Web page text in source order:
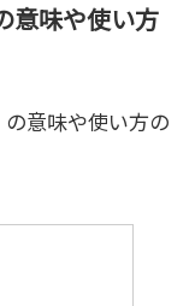
意味や使い方
の意味や使い方の